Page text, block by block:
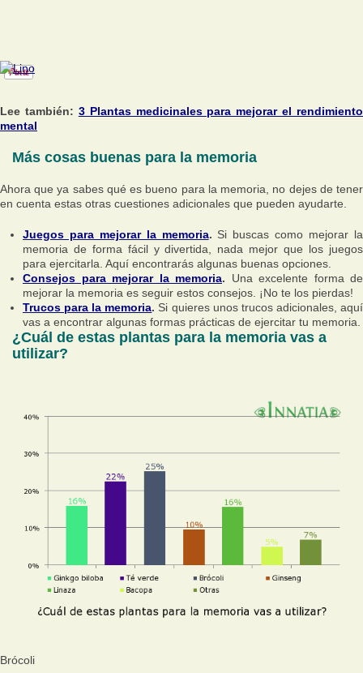
Lee también: 3 Plantas medicinales para mejorar el rendimiento
mental
Más cosas buenas para la memoria
Ahora que ya sabes qué es bueno para la memoria, no dejes de tener
en cuenta estas otras cuestiones adicionales que pueden ayudarte.
Juegos para mejorar la memoria. Si buscas como mejorar la
memoria de forma fácil y divertida, nada mejor que los juegos
para ejercitarla. Aquí encontrarás algunas buenas opciones.
Consejos para mejorar la memoria. Una excelente forma de
mejorar la memoria es seguir estos consejos. ¡No te los pierdas!
Trucos para la memoria. Si quieres unos trucos adicionales, aquí
vas a encontrar algunas formas prácticas de ejercitar tu memoria.
¿Cuál de estas plantas para la memoria vas a
utilizar?
Brócoli